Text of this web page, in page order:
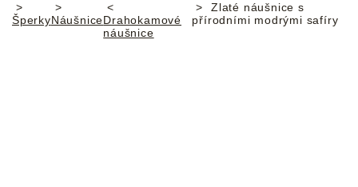
Domů
ŠperkyNáušniceDrahokamové
náušnice
Zlaté náušnice s
přírodními modrými safíry